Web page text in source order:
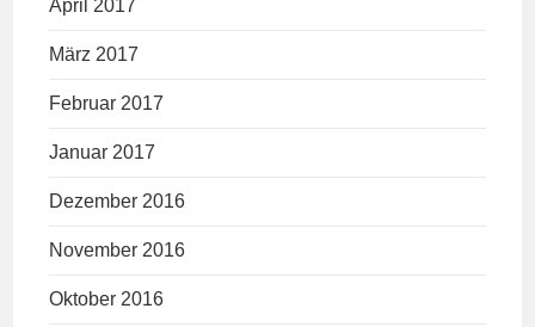
April 2017
März 2017
Februar 2017
Januar 2017
Dezember 2016
November 2016
Oktober 2016